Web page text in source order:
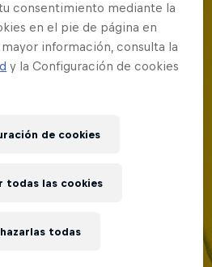
consentimiento mediante la
en el pie de página en
información, consulta la
y la Configuración de cookies
de cookies
todas
todas las cookies